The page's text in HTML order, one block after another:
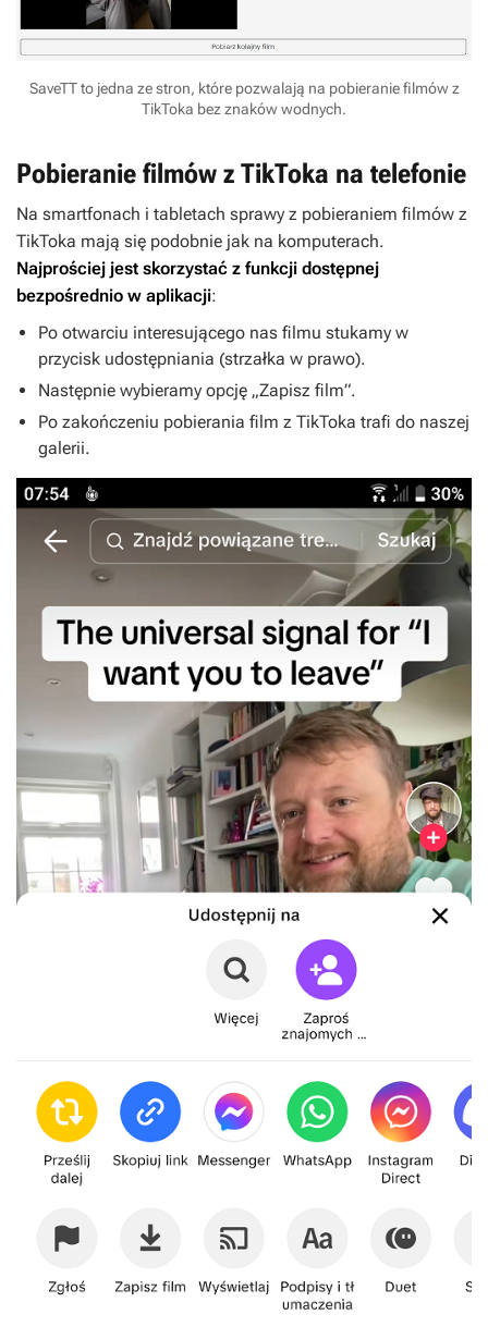
SaveTT to jedna ze stron, które pozwalają na pobieranie filmów z
TikToka bez znaków wodnych.
Pobieranie filmów z TikToka na telefonie
Na smartfonach i tabletach sprawy z pobieraniem filmów z
TikToka mają się podobnie jak na komputerach.
Najprościej jest skorzystać z funkcji dostępnej
bezpośrednio w aplikacji:
Po otwarciu interesującego nas filmu stukamy w
przycisk udostępniania (strzałka w prawo).
Następnie wybieramy opcję „Zapisz film”.
Po zakończeniu pobierania film z TikToka trafi do naszej
galerii.